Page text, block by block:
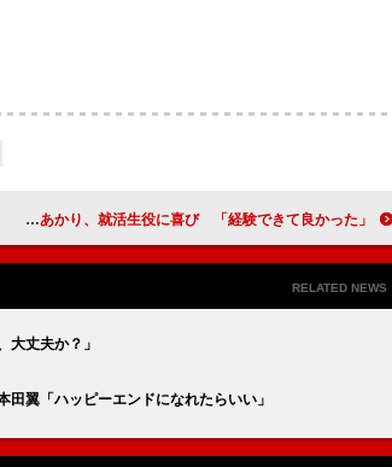
早見あかり、就活生役に喜び 「経験できて良かった」
RELATED NEWS
丈夫か？」
翼「ハッピーエンドになれたらいい」